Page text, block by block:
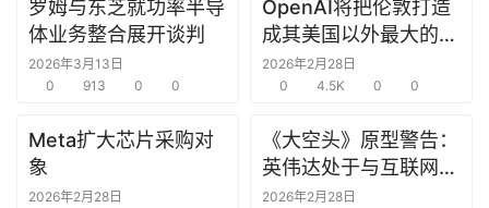
研
选
罗姆与东芝就功率半导
体业务整合展开谈判
2026年3月13日
0
913 0 0
OpenAI将把伦敦打造
成其美国以外最大的研
究中心
2026年2月28日
0
4.5K 0 0
Meta扩大芯片采购对
象
2026年2月28日
《大空头》原型警告：
英伟达处于与互联网泡
沫时期思科同样的“危
2026年2月28日